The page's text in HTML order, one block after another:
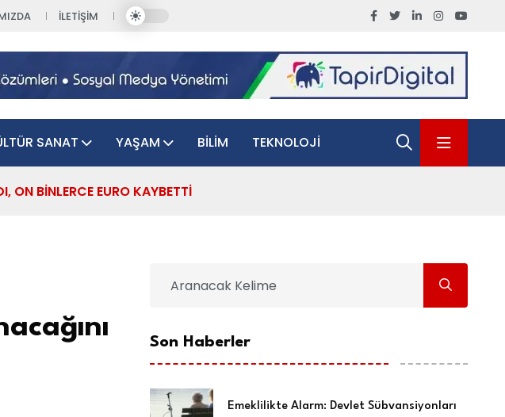
İLETIŞIM
SANAT YAŞAM BILIM TEKNOLOJI
ON BINLERCE EURO KAYBETTI
Son Haberler
Emeklilikte Alarm: Devlet Sübvansiyonları